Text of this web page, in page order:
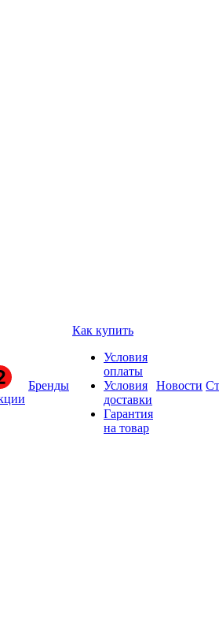
Бренды
Как купить
Условия
оплаты
Условия
доставки
Гарантия
на товар
Новости